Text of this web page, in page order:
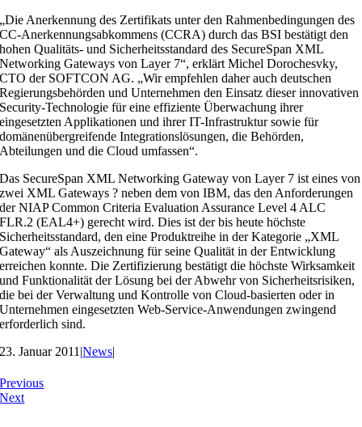
„Die Anerkennung des Zertifikats unter den Rahmenbedingungen des
CC-Anerkennungsabkommens (CCRA) durch das BSI bestätigt den
hohen Qualitäts- und Sicherheitsstandard des SecureSpan XML
Networking Gateways von Layer 7“, erklärt Michel Dorochesvky,
CTO der SOFTCON AG. „Wir empfehlen daher auch deutschen
Regierungsbehörden und Unternehmen den Einsatz dieser innovativen
Security-Technologie für eine effiziente Überwachung ihrer
eingesetzten Applikationen und ihrer IT-Infrastruktur sowie für
domänenübergreifende Integrationslösungen, die Behörden,
Abteilungen und die Cloud umfassen“.
Das SecureSpan XML Networking Gateway von Layer 7 ist eines von
zwei XML Gateways ? neben dem von IBM, das den Anforderungen
der NIAP Common Criteria Evaluation Assurance Level 4 ALC
FLR.2 (EAL4+) gerecht wird. Dies ist der bis heute höchste
Sicherheitsstandard, den eine Produktreihe in der Kategorie „XML
Gateway“ als Auszeichnung für seine Qualität in der Entwicklung
erreichen konnte. Die Zertifizierung bestätigt die höchste Wirksamkeit
und Funktionalität der Lösung bei der Abwehr von Sicherheitsrisiken,
die bei der Verwaltung und Kontrolle von Cloud-basierten oder in
Unternehmen eingesetzten Web-Service-Anwendungen zwingend
erforderlich sind.
23. Januar 2011 |News|
Previous
Next